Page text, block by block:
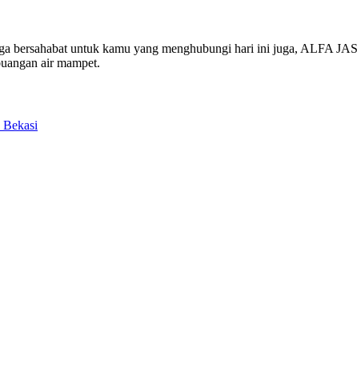
bersahabat untuk kamu yang menghubungi hari ini juga, ALFA
air mampet.
Bekasi